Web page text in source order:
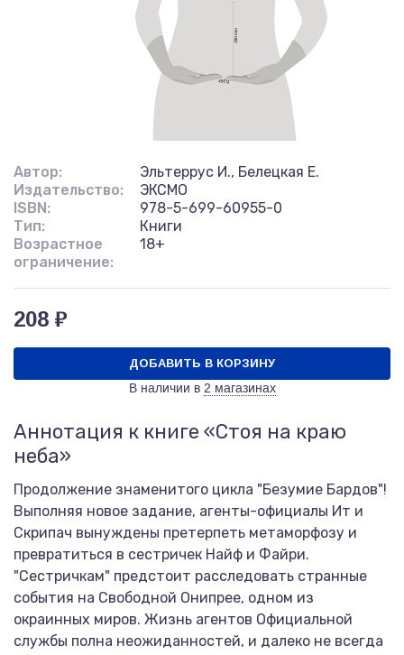
Автор:
Эльтеррус И., Белецкая Е.
Издательство:
ЭКСМО
ISBN:
978-5-699-60955-0
Тип:
Книги
Возрастное
ограничение:
18+
208 ₽
ДОБАВИТЬ В КОРЗИНУ
В наличии в 2 магазинах
Аннотация к книге «Стоя на краю
неба»
Продолжение знаменитого цикла "Безумие Бардов"!
Выполняя новое задание, агенты-официалы Ит и
Скрипач вынуждены претерпеть метаморфозу и
превратиться в сестричек Найф и Файри.
"Сестричкам" предстоит расследовать странные
события на Свободной Онипрее, одном из
окраинных миров. Жизнь агентов Официальной
службы полна неожиданностей, и далеко не всегда